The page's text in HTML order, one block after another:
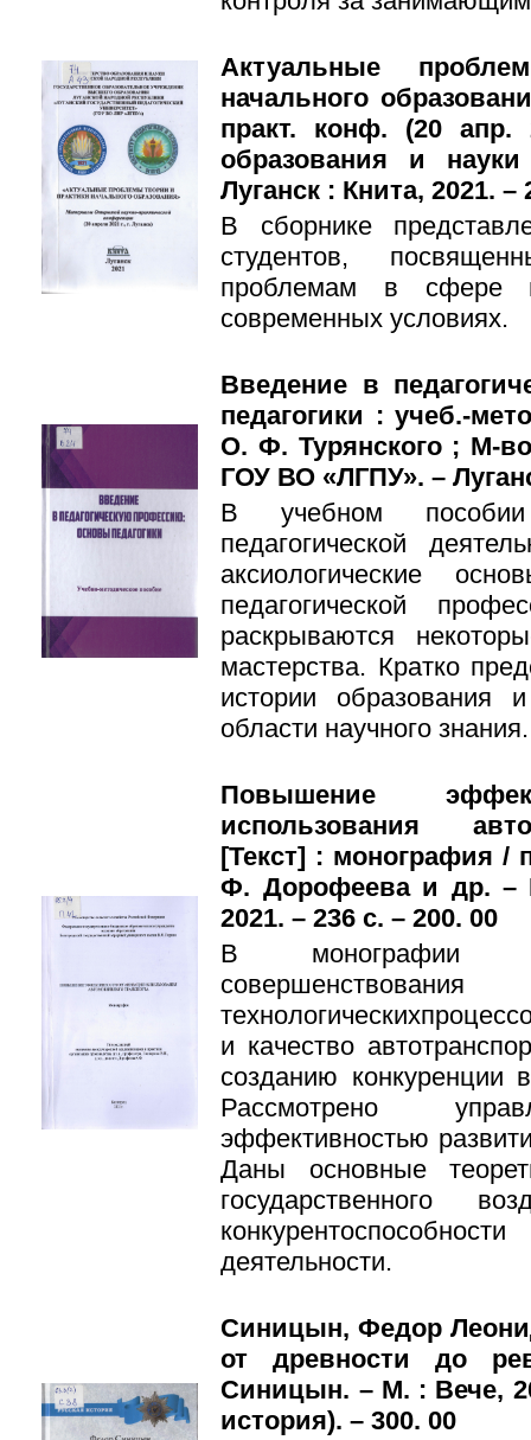
Актуальные
начального
практ. конф. (20 апр.
образования и
Луганск : Книта, 2021. –
В сборнике
студентов,
проблемам в сфере
современных условиях.
Введение в
педагогики : учеб.-
О. Ф. Турянского ; М-
ГОУ ВО «ЛГПУ». –
В учебном пособии
педагогической
аксиологические
педагогической
раскрываются
мастерства. Кратко
истории образования
области научного знания.
Повышение
использования
[Текст] : монография /
Ф. Дорофеева и др. –
2021. – 236 с. – 200. 00
В монографии
и качество
созданию конкуренции
Рассмотрено
эффективностью
Даны основные
государственного
деятельности.
Синицын, Федор
от древности до
Синицын. – М. : Вече,
история). – 300. 00